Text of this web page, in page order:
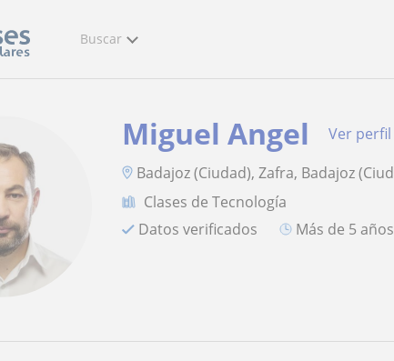
Buscar
Miguel Angel
Ver perfil
Badajoz (Ciudad), Zafra, Badajoz
Clases de Tecnología
Datos verificados
más de 5